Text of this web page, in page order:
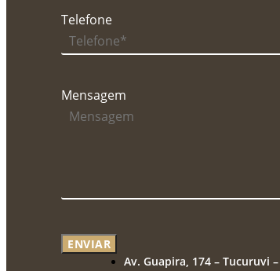
Telefone
Mensagem
ENVIAR
Av. Guapira, 174 – Tucuruvi